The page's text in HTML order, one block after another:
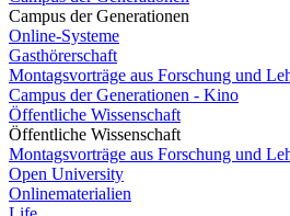
Campus der Generationen
Online-Systeme
Gasthörerschaft
Montagsvorträge aus Forschung und
Campus der Generationen - Kino
Öffentliche Wissenschaft
Öffentliche Wissenschaft
Montagsvorträge aus Forschung und
Open University
Onlinematerialien